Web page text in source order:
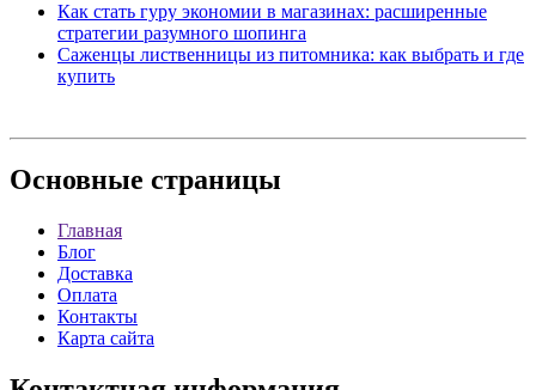
Как стать гуру экономии в магазинах: расширенные
стратегии разумного шопинга
Саженцы лиственницы из питомника: как выбрать и где
купить
Основные страницы
Главная
Блог
Доставка
Оплата
Контакты
Карта сайта